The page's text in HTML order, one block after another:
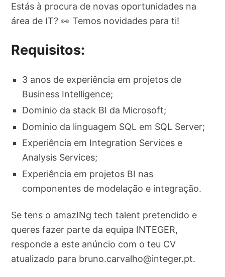
Estás à procura de novas oportunidades na
área de IT? 👀 Temos novidades para ti!
Requisitos:
3 anos de experiência em projetos de
Business Intelligence;
Dominio da stack BI da Microsoft;
Domínio da linguagem SQL em SQL Server;
Experiência em Integration Services e
Analysis Services;
Experiência em projetos BI nas
componentes de modelação e integração.
Se tens o amazINg tech talent pretendido e
queres fazer parte da equipa INTEGER,
responde a este anúncio com o teu CV
atualizado para bruno.carvalho@integer.pt.